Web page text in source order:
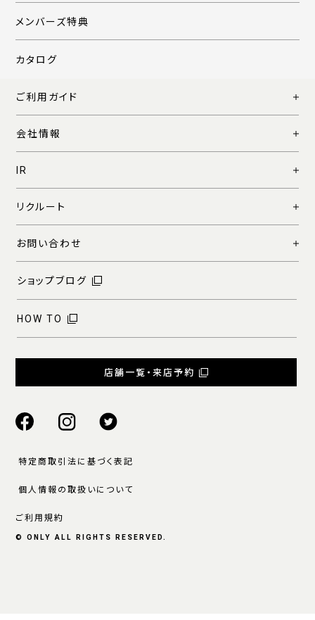
メンバーズ特典
カタログ
ご利用ガイド
会社情報
IR
リクルート
お問い合わせ
ショップブログ
HOW TO
店舗一覧・来店予約
特定商取引法に基づく表記
個人情報の取扱いについて
ご利用規約
© ONLY ALL RIGHTS RESERVED.